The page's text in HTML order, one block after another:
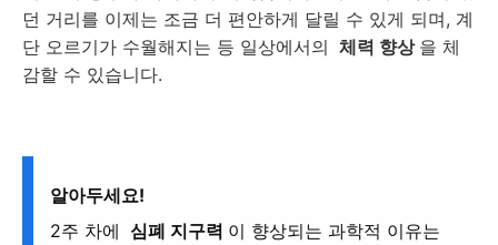
던 거리를 이제는 조금 더 편안하게 달릴 수 있게 되며, 계
단 오르기가 수월해지는 등 일상에서의 체력 향상 을 체
감할 수 있습니다.
알아두세요!
2주 차에 심폐 지구력 이 향상되는 과학적 이유는